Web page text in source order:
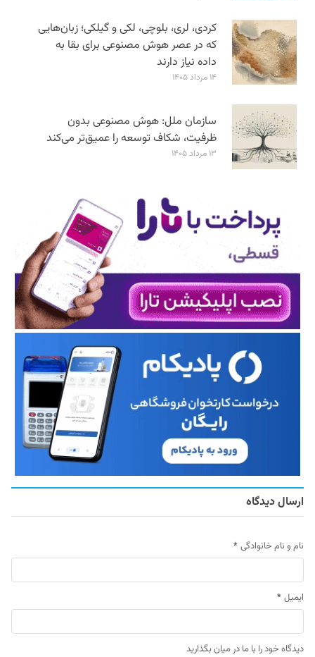
کردی، لری، بلوچی، لکی و گیلکی؛ زبان‌هایی
که در عصر هوش مصنوعی برای بقا به
داده نیاز دارند
۱۴ مرداد ۱۴۰۵
سازمان ملل: هوش مصنوعی بدون
ظرفیت، شکاف توسعه را عمیق‌تر می‌کند
۱۳ مرداد ۱۴۰۵
ارسال دیدگاه
نام و نام خانوادگی *
ایمیل *
دیدگاه خود را با ما در میان بگذارید